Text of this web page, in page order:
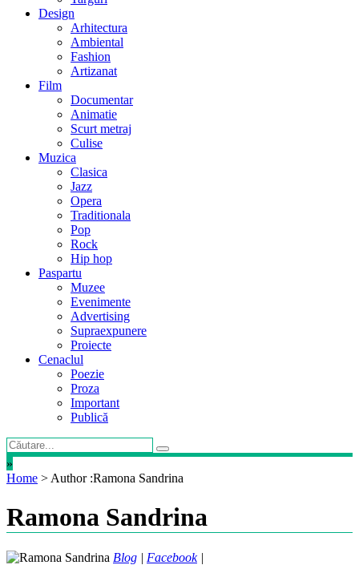
Design
Arhitectura
Ambiental
Fashion
Artizanat
Film
Documentar
Animatie
Scurt metraj
Culise
Muzica
Clasica
Jazz
Opera
Traditionala
Pop
Rock
Hip hop
Paspartu
Muzee
Evenimente
Advertising
Supraexpunere
Proiecte
Cenaclul
Poezie
Proza
Important
Publică
»
Home > Author :Ramona Sandrina
Ramona Sandrina
Blog | Facebook|